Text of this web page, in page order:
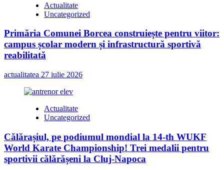
Actualitate
Uncategorized
Primăria Comunei Borcea construiește pentru viitor:
campus școlar modern și infrastructură sportivă
reabilitată
actualitatea 27 iulie 2026
Actualitate
Uncategorized
Călărașiul, pe podiumul mondial la 14-th WUKF
World Karate Championship! Trei medalii pentru
sportivii călărășeni la Cluj-Napoca